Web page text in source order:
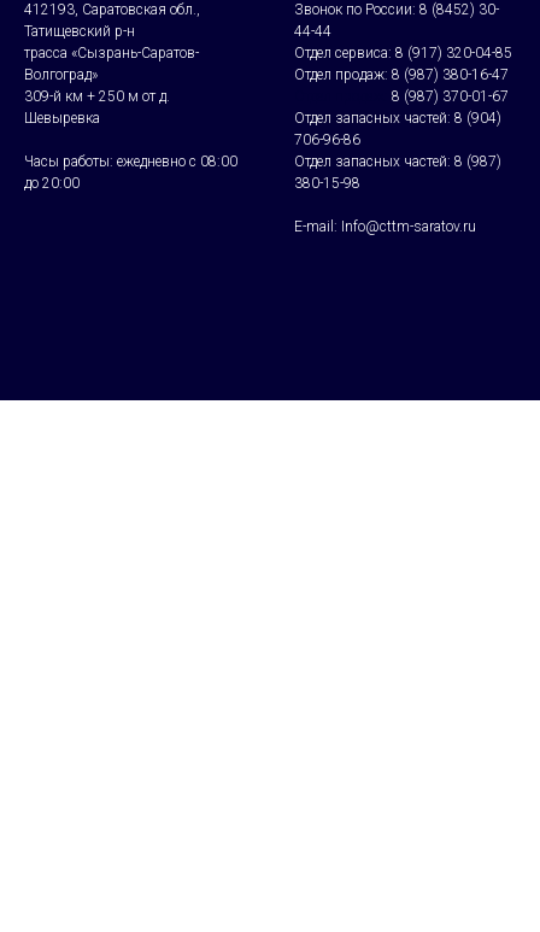
412193, Саратовская обл.,
Татищевский р-н
трасса «Сызрань-Саратов-
Волгоград»
309-й км + 250 м от д.
Шевыревка
Часы работы: ежедневно с 08:00
до 20:00
Звонок по России: 8 (8452) 30-
44-44
Отдел сервиса: 8 (917) 320-04-85
Отдел продаж: 8 (987) 380-16-47
8 (987) 370-01-67
Отдел запасных частей: 8 (904)
706-96-86
Отдел запасных частей: 8 (987)
380-15-98
E-mail: Info@cttm-saratov.ru